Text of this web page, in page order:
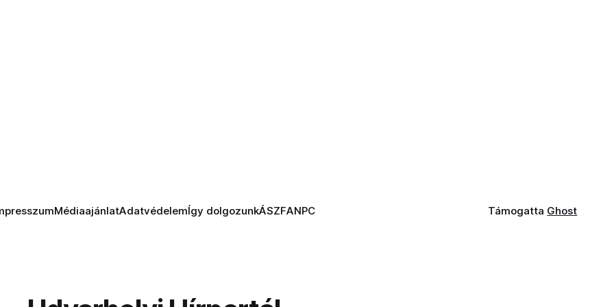
MédiaajánlatAdatvédelemÍgy dolgozunkÁSZFANPC Támogatta Ghost